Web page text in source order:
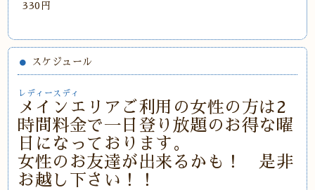
330円
スケジュール
レディースディ
メインエリアご利用の女性の方は2
時間料金で一日登り放題のお得な曜
日になっております。
女性のお友達が出来るかも！ 是非
お越し下さい！！